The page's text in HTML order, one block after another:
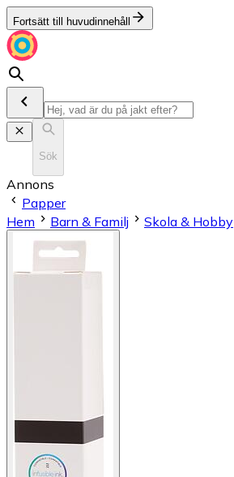
Fortsätt till huvudinnehåll
Sök
Annons
Papper
Hem
Barn & Familj Skola & Hobby